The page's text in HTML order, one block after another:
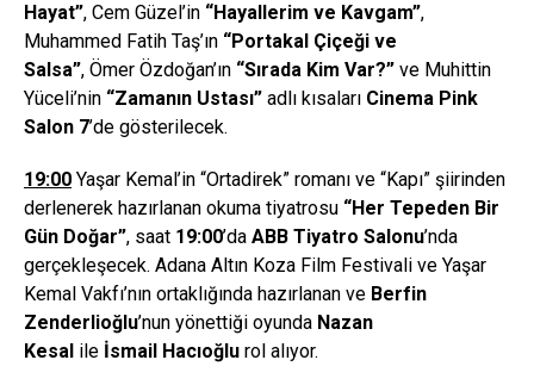
Hayat”, Cem Güzel’in “Hayallerim ve Kavgam”,
Muhammed Fatih Taş’ın “Portakal Çiçeği ve
Salsa”, Ömer Özdoğan’ın “Sırada Kim Var?” ve Muhittin
Yüceli’nin “Zamanın Ustası” adlı kısaları Cinema Pink
Salon 7’de gösterilecek.
19:00 Yaşar Kemal’in “Ortadirek” romanı ve “Kapı” şiirinden
derlenerek hazırlanan okuma tiyatrosu “Her Tepeden Bir
Gün Doğar”, saat 19:00’da ABB Tiyatro Salonu’nda
gerçekleşecek. Adana Altın Koza Film Festivali ve Yaşar
Kemal Vakfı’nın ortaklığında hazırlanan ve Berfin
Zenderlioğ lu’nun yönettiği oyunda Nazan
Kesal ile İsmail Hacıoğ lu rol alıyor.